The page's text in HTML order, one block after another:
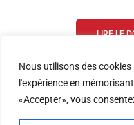
Nous utilisons des
l'expérience en
«Accepter», vous
LIRE LE
SUIVEZ-